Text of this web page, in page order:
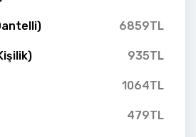
6859TL
935TL
1064TL
479TL